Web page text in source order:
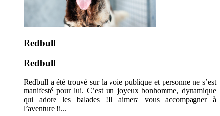
Redbull
Redbull
Redbull a été trouvé sur la voie publique et personne ne s’est
manifesté pour lui. C’est un joyeux bonhomme, dynamique
qui adore les balades !Il aimera vous accompagner à
l’aventure !i...